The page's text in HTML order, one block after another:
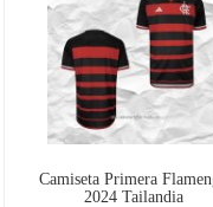
Camiseta Primera
2024 Tailandia